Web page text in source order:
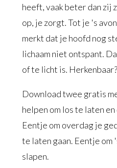
heeft, vaak beter dan zij
op, je zorgt. Tot je 's
merkt dat je hoofd nog
lichaam niet ontspant.
of te licht is. Herkenbaar?
Download twee gratis
helpen om los te laten
Eentje om overdag je
te laten gaan. Eentje om
slapen.